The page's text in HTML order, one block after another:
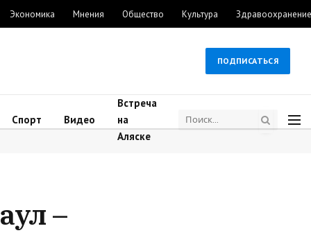
Экономика Мнения Общество Культура Здравоохранение
ПОДПИСАТЬСЯ
Спорт Видео
Встреча
на
Аляске
–